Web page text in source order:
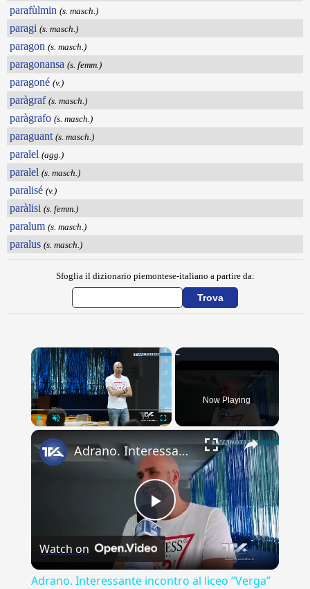
parafùlmin (s. masch.)
paragi (s. masch.)
paragon (s. masch.)
paragonansa (s. femm.)
paragoné (v.)
paràgraf (s. masch.)
paràgrafo (s. masch.)
paraguant (s. masch.)
paralel (agg.)
paralel (s. masch.)
paralisé (v.)
paràlisi (s. femm.)
paralum (s. masch.)
paralus (s. masch.)
Sfoglia il dizionario piemontese-italiano a partire da:
×
Now Playing
×
Play
Video
Adrano. Interessante incontro al liceo “Verga” con il prof. Fabio Gamberini. Studenti del Linguistic
Watch on
Adrano. Interessante incontro al liceo “Verga”